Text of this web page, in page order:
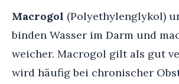
Macrogol (Polyethylenglykol)
binden Wasser im Darm und
weicher. Macrogol gilt als gut
wird häufig bei chronischer